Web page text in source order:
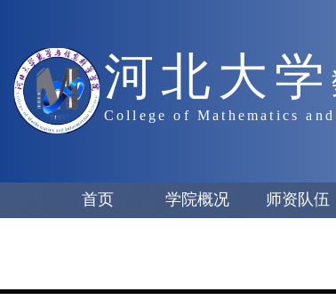
河北大学
College of Mathematics
首页 学院概况 师资队伍